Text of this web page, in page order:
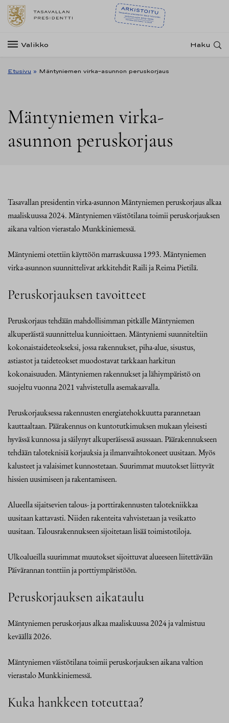
Valikko Haku
Etusivu » Mäntyniemen virka-asunnon peruskorjaus
Mäntyniemen virka-
asunnon peruskorjaus
Tasavallan presidentin virka-asunnon Mäntyniemen peruskorjaus alkaa
maaliskuussa 2024. Mäntyniemen väistötilana toimii peruskorjauksen
aikana valtion vierastalo Munkkiniemessä.
Mäntyniemi otettiin käyttöön marraskuussa 1993. Mäntyniemen
virka-asunnon suunnittelivat arkkitehdit Raili ja Reima Pietilä.
Peruskorjauksen tavoitteet
Peruskorjaus tehdään mahdollisimman pitkälle Mäntyniemen
alkuperäistä suunnittelua kunnioittaen. Mäntyniemi suunniteltiin
kokonaistaideteokseksi, jossa rakennukset, piha-alue, sisustus,
astiastot ja taideteokset muodostavat tarkkaan harkitun
kokonaisuuden. Mäntyniemen rakennukset ja lähiympäristö on
suojeltu vuonna 2021 vahvistetulla asemakaavalla.
Peruskorjauksessa rakennusten energiatehokkuutta parannetaan
kauttaaltaan. Päärakennus on kuntotutkimuksen mukaan yleisesti
hyvässä kunnossa ja säilynyt alkuperäisessä asussaan. Päärakennukseen
tehdään taloteknisiä korjauksia ja ilmanvaihtokoneet uusitaan. Myös
kalusteet ja valaisimet kunnostetaan. Suurimmat muutokset liittyvät
hissien uusimiseen ja rakentamiseen.
Alueella sijaitsevien talous- ja porttirakennusten talotekniikkaa
uusitaan kattavasti. Niiden rakenteita vahvistetaan ja vesikatto
uusitaan. Talousrakennukseen sijoitetaan lisää toimistotiloja.
Ulkoalueilla suurimmat muutokset sijoittuvat alueeseen liitettävään
Päivärannan tonttiin ja porttiympäristöön.
Peruskorjauksen aikataulu
Mäntyniemen peruskorjaus alkaa maaliskuussa 2024 ja valmistuu
keväällä 2026.
Mäntyniemen väistötilana toimii peruskorjauksen aikana valtion
vierastalo Munkkiniemessä.
Kuka hankkeen toteuttaa?